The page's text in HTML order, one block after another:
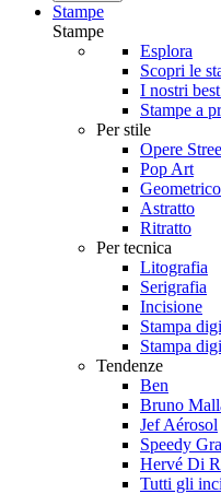
Stampe
Stampe
Esplora
Scopri le
I nostri
Stampe a
Per stile
Opere
Pop Art
Geometrico
Astratto
Ritratto
Per tecnica
Litografia
Serigrafia
Incisione
Stampa
Stampa
Tendenze
Ben
Bruno
Jef Aérosol
Speedy
Hervé Di
Tutti gli